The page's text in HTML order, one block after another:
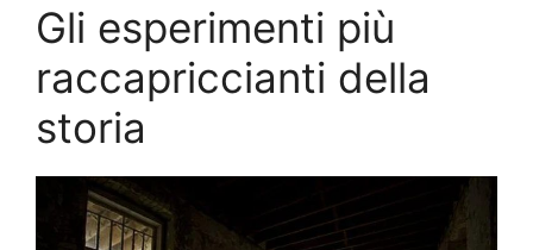
Gli esperimenti più
raccapriccianti della
storia